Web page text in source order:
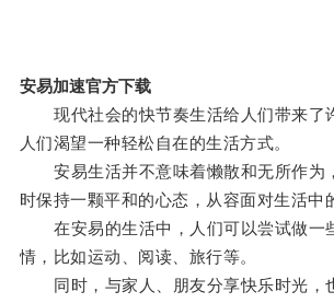
安易加速官方下载
现代社会的快节奏生活给人们带来了
人们渴望一种轻松自在的生活方式。
安易生活并不意味着懒散和无所作为
时保持一颗平和的心态，从容面对生活中
在安易的生活中，人们可以尝试做一
情，比如运动、阅读、旅行等。
同时，与家人、朋友分享快乐时光，